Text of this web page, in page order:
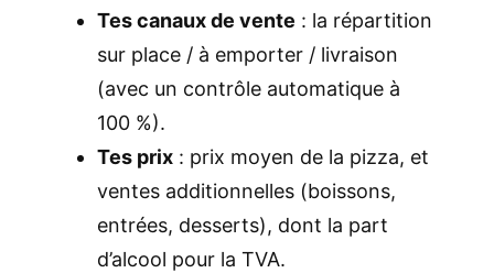
Tes canaux de vente : la répartition
sur place / à emporter / livraison
(avec un contrôle automatique à
100 %).
Tes prix : prix moyen de la pizza, et
ventes additionnelles (boissons,
entrées, desserts), dont la part
d’alcool pour la TVA.